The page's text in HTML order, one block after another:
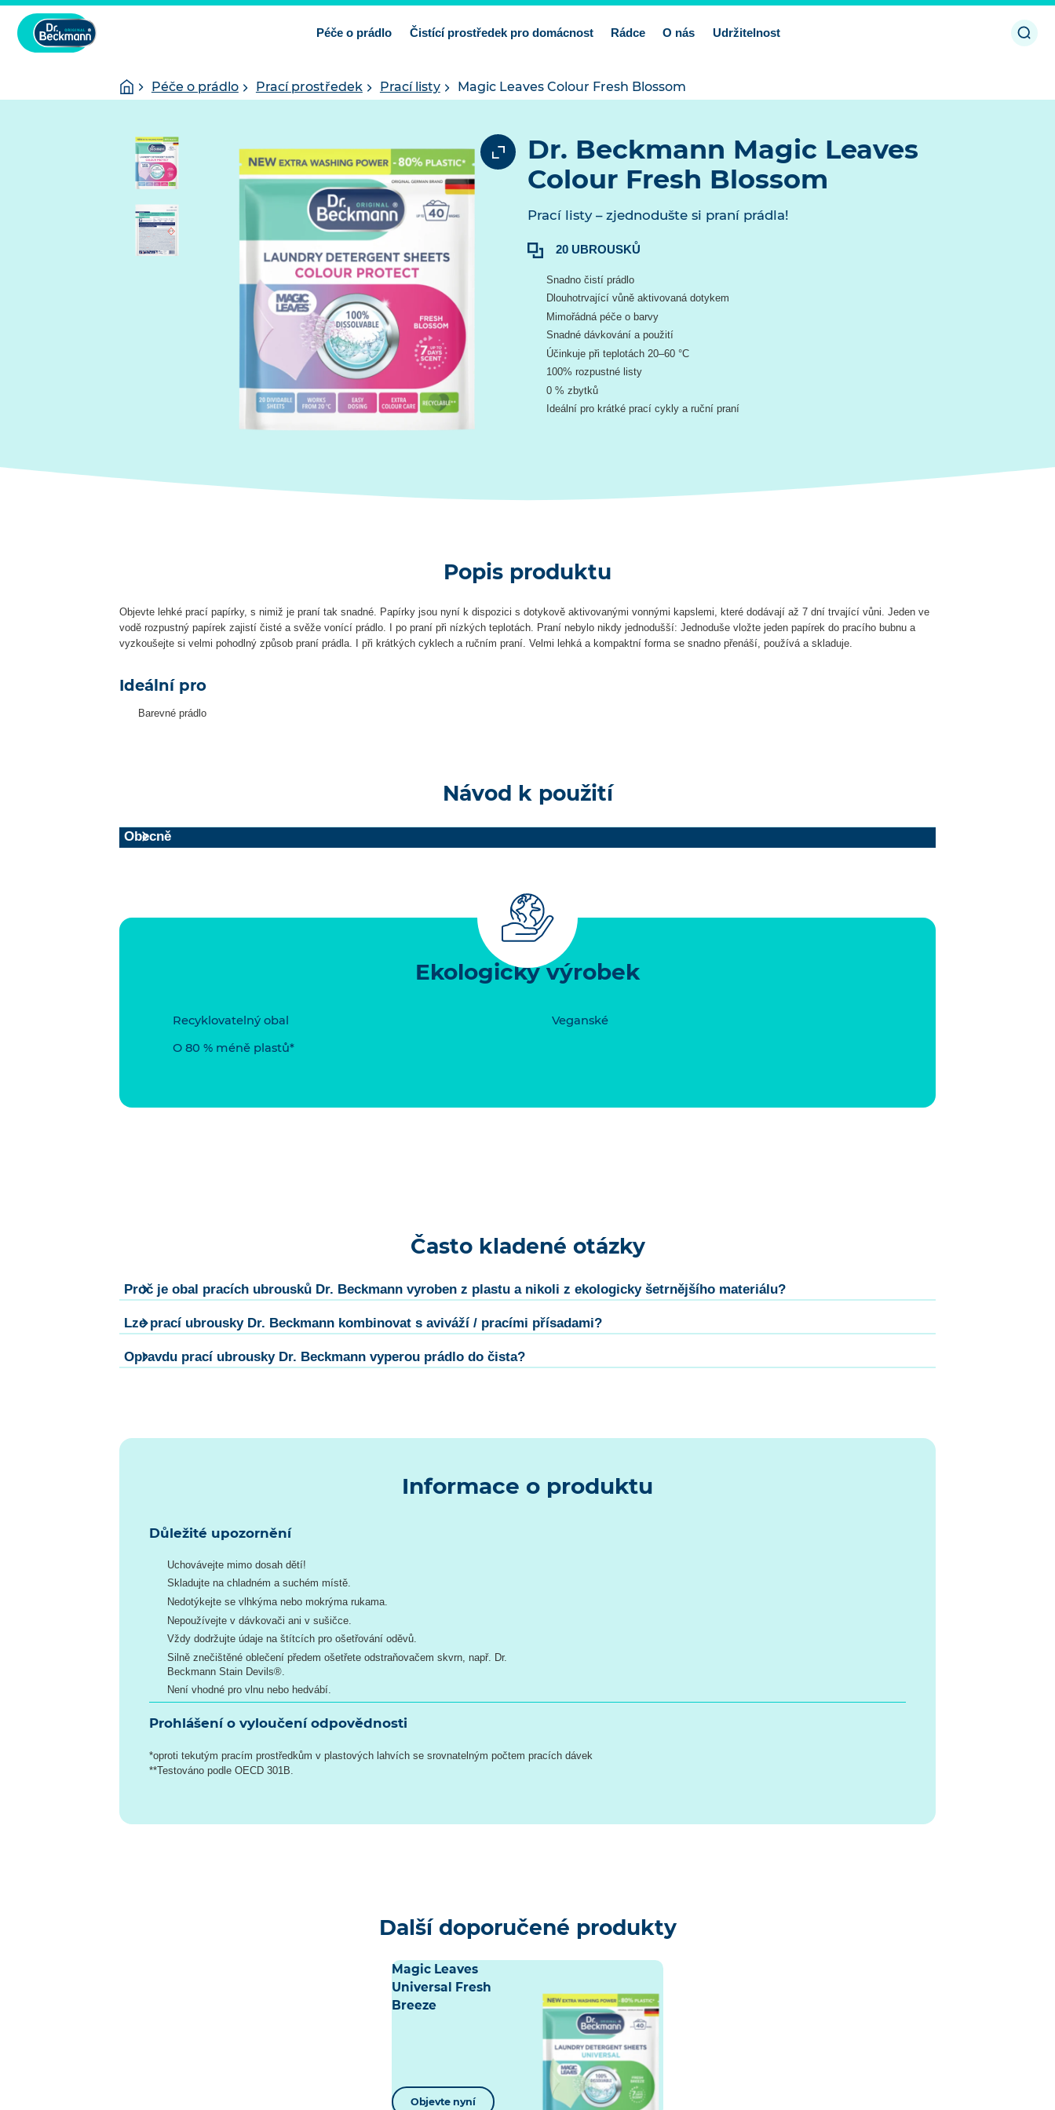
Péče o prádlo Čistící prostředek pro domácnost Rádce O nás Udržitelnost
You
are
Homepage
Péče o prádlo Prací prostředek Prací listy Magic Leaves Colour Fresh Blossom
Dr. Beckmann Magic Leaves
Colour Fresh Blossom
Prací listy –⁠⁠⁠⁠⁠⁠ zjednodušte si praní prádla!
Obsah:20 UBROUSKŮ
Snadno čistí prádlo
Dlouhotrvající vůně aktivovaná dotykem
Mimořádná péče o barvy
Snadné dávkování a použití
Účinkuje při teplotách 20–⁠⁠⁠⁠⁠⁠60 °C
100% rozpustné listy
0 % zbytků
Ideální pro krátké prací cykly a ruční praní
Popis produktu
Objevte lehké prací papírky, s nimiž je praní tak snadné. Papírky jsou nyní k dispozici s dotykově aktivovanými vonnými kapslemi, které dodávají až 7 dní trvající vůni. Jeden ve
vodě rozpustný papírek zajistí čisté a svěže vonící prádlo. I po praní při nízkých teplotách. Praní nebylo nikdy jednodušší: Jednoduše vložte jeden papírek do pracího bubnu a
vyzkoušejte si velmi pohodlný způsob praní prádla.⁠⁠⁠⁠⁠⁠ I při krátkých cyklech a ručním praní. Velmi lehká a kompaktní forma se snadno přenáší, používá a skladuje.
Ideální pro
Barevné prádlo
Návod k použití
Obecně
Ekologický výrobek
Recyklovatelný obal
O 80 % méně plastů*
Veganské
Často kladené otázky
Proč je obal pracích ubrousků Dr. Beckmann vyroben z plastu a nikoli z ekologicky šetrnějšího materiálu?
Lze prací ubrousky Dr. Beckmann kombinovat s aviváží / pracími přísadami?
Opravdu prací ubrousky Dr. Beckmann vyperou prádlo do čista?
Informace o produktu
Důležité upozornění
Uchovávejte mimo dosah dětí!
Skladujte na chladném a suchém místě.
Nedotýkejte se vlhkýma nebo mokrýma rukama.
Nepoužívejte v dávkovači ani v sušičce.
Vždy dodržujte údaje na štítcích pro ošetřování oděvů.
Silně znečištěné oblečení předem ošetřete odstraňovačem skvrn, např. Dr.
Beckmann Stain Devils®.
Není vhodné pro vlnu nebo hedvábí.
Prohlášení o vyloučení odpovědnosti
*oproti tekutým pracím prostředkům v plastových lahvích se srovnatelným počtem pracích dávek
**Testováno podle OECD 301B.
Další doporučené produkty
Magic Leaves
Universal Fresh
Breeze
Objevte nyní